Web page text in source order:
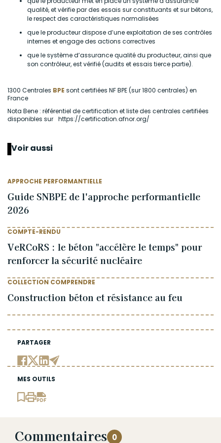
PARTAGER
MES OUTILS
qualité, et vérifie par des essais sur constituants et sur bétons,
le respect des caractéristiques normalisées
quele producteur dispose d’une exploitation de ses contrôles
internes et engage des actions correctives
quele système d’assurance qualité du producteur, ainsi que
son contrôleur, estvérifié(audits et essais tierce partie).
1300 Centrales BPE sontcertifiées NF BPE (sur 1800 centrales) en
France
Nota Bene : référentiel de certification et liste des centrales certifiées
disponibles sur https://certification.afnor.org/
Voir aussi
APPROCHE PERFORMANTIELLE
Guide SNBPE de l'approche performantielle
2026
COMPTE-RENDU
VeRCoRS : le béton "accélère le temps" pour
renforcer la sécurité nucléaire
COLLECTION COMPRENDRE
Construction béton et résistance au feu
Commentaires 0